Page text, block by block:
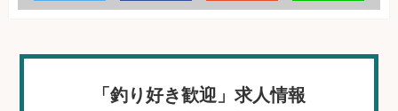
「釣り好き歓迎」求人情報